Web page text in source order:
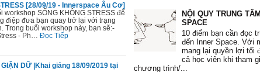
[28/09/19 - Innerspace Âu Cơ]
SỐNG KHÔNG STRESS để
điệp đưa bạn quay trở lại với trạng
Trong buổi workshop này, bạn sẽ:-
- Ph…
Đọc Tiếp
DỮ |Khai giảng 18/09/2019 tại
"Tôi học được nhiều phương
nâng cao lòng quí trọng bản
dụng phương pháp 10’ mỗi sáng
Tôi biết đối mặt với những thất bại,
NỘI QUY TRUNG
SPACE
10 điểm bạn cần đọc
đến Inner Space. Với
mang lại quyền lợi tối
cả học viên khi tham
chương trình/...